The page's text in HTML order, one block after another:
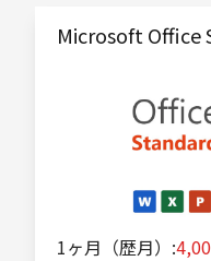
Microsoft Office
1ヶ月（歴月）: